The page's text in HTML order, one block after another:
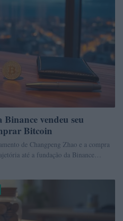
vendeu seu
Bitcoin
de Changpeng Zhao e a compra
até a fundação da Binance…